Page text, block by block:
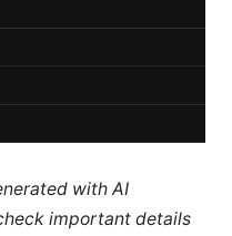
with AI
important details